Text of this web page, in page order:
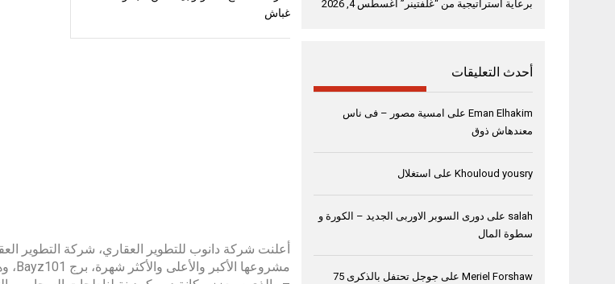
غباش
أعلنت شركة دانوب للتطوير العقاري، شركة التطوير
برعاية استراتيجية من “غلفتينر” أغسطس 4, 2026
أحدث التعليقات
Eman Elhakim على امسية مصور – فى ناس
معندهاش ذوق
Khouloud yousry على استغلال
salah على دورى السوبر الاوربى الجديد – الكورة و
سطوة المال
Meriel Forshaw على
جوجل تحتفل بالذكرى 75